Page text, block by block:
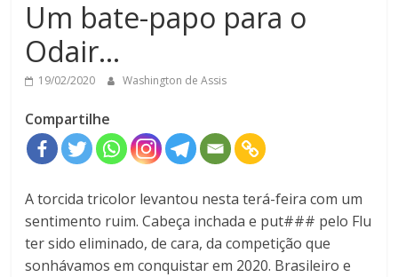
Um bate-papo para o
Odair…
19/02/2020 Washington de Assis
Compartilhe
A torcida tricolor levantou nesta terá-feira com um
sentimento ruim. Cabeça inchada e put### pelo Flu
ter sido eliminado, de cara, da competição que
sonhávamos em conquistar em 2020. Brasileiro e